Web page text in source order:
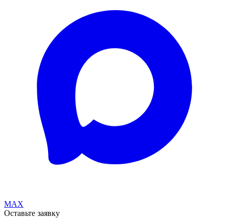
MAX
Оставьте заявку